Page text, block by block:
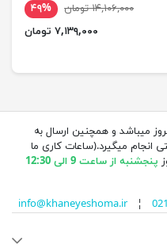
۱۴,۱۰۶,۰۰۰ تومان
۴۹%
۷,۱۳۹,۰۰۰ تومان
میباشد و همچنین ارسال به
انجام میگیرد.(ساعات کاری ما
پنجشنبه از ساعت 9 الی 12:30
info@khaneyeshoma.ir¦